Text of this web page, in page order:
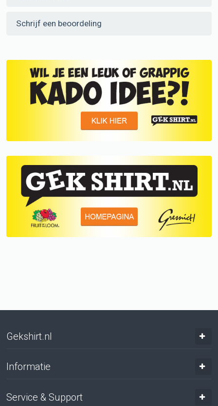
Schrijf een beoordeling
Gekshirt.nl
Informatie
Service & Support